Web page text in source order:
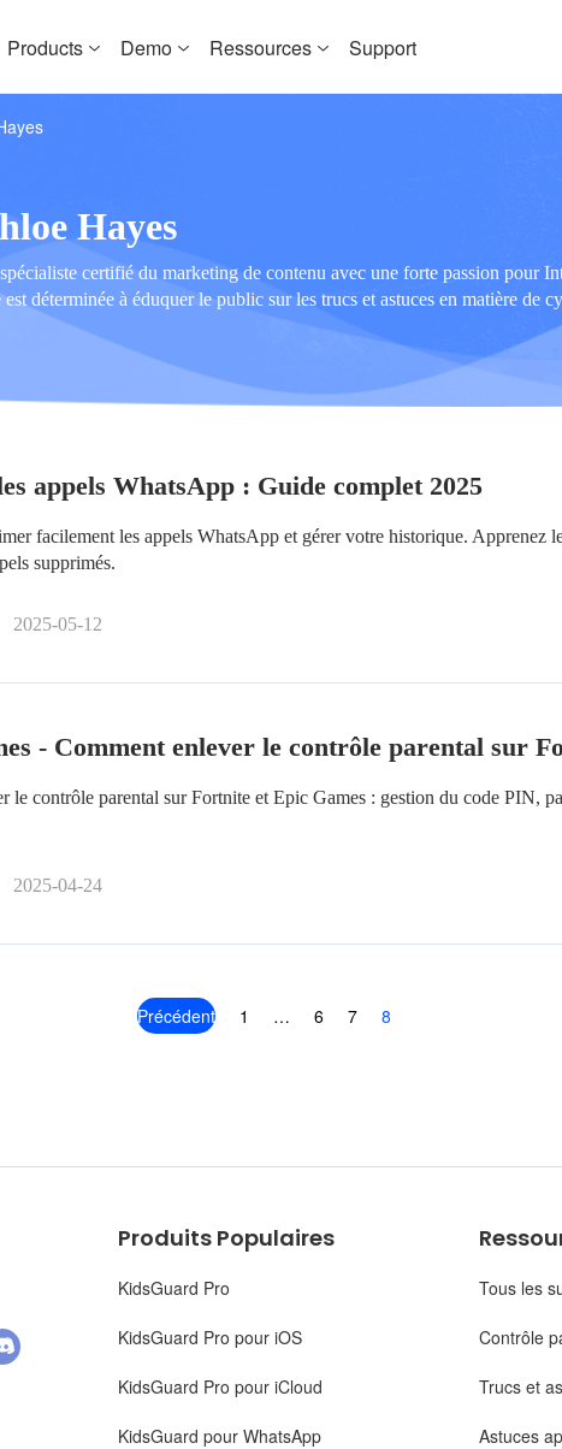
Products Demo Ressources Support
Hayes
certifié du marketing de contenu avec une forte passion pour
déterminée à éduquer le public sur les trucs et astuces en matière de
appels WhatsApp : Guide complet 2025
facilement les appels WhatsApp et gérer votre historique. Apprenez
supprimés.
2025-05-12
- Comment enlever le contrôle parental sur
le contrôle parental sur Fortnite et Epic Games : gestion du code PIN,
2025-04-24
Précédent 1 … 6 7 8
Produits Populaires
KidsGuard Pro
KidsGuard Pro pour iOS
KidsGuard Pro pour iCloud
KidsGuard pour WhatsApp
Tous les
Contrôle
Trucs et
Astuces